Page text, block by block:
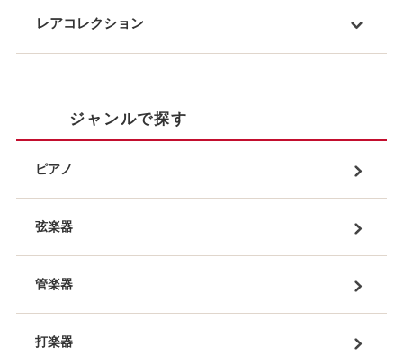
レアコレクション
ジャンルで探す
ピアノ
弦楽器
管楽器
打楽器